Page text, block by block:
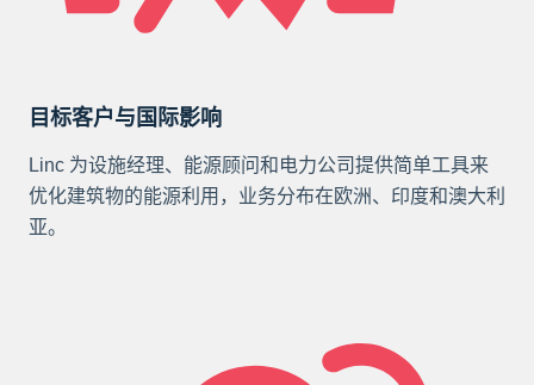
目标客户与国际影响
Linc 为设施经理、能源顾问和电力公司提供简单工具来
优化建筑物的能源利用，业务分布在欧洲、印度和澳大利
亚。